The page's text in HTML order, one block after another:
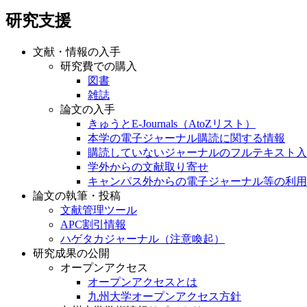
研究支援
文献・情報の入手
研究費での購入
図書
雑誌
論文の入手
きゅうとE-Journals（AtoZリスト）
本学の電子ジャーナル購読に関する情報
購読していないジャーナルのフルテキスト
学外からの文献取り寄せ
キャンパス外からの電子ジャーナル等の利用
論文の執筆・投稿
文献管理ツール
APC割引情報
ハゲタカジャーナル（注意喚起）
研究成果の公開
オープンアクセス
オープンアクセスとは
九州大学オープンアクセス方針